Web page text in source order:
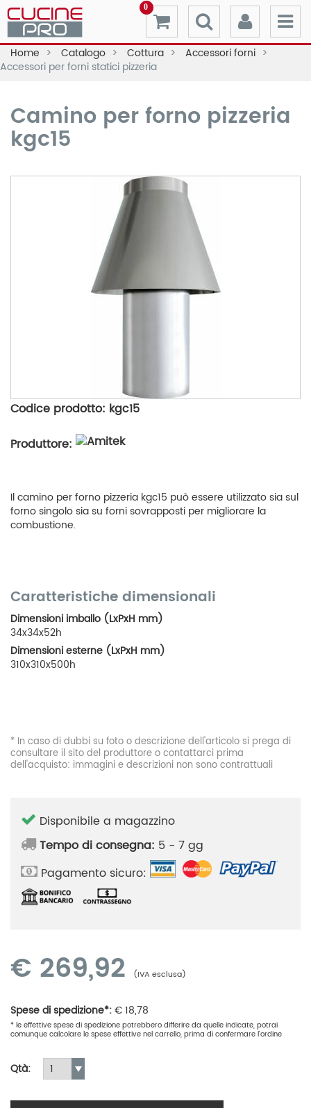
0
Home Catalogo Cottura
Accessori forni
Accessori per forni statici pizzeria
Camino per forno pizzeria
kgc15
Codice prodotto: kgc15
Produttore:
Il camino per forno pizzeria kgc15 può essere utilizzato sia sul
forno singolo sia su forni sovrapposti per migliorare la
combustione.
Caratteristiche dimensionali
Dimensioni imballo (LxPxH mm)
34x34x52h
Dimensioni esterne (LxPxH mm)
310x310x500h
* In caso di dubbi su foto o descrizione dell'articolo si prega di
consultare il sito del produttore o contattarci prima
dell'acquisto: immagini e descrizioni non sono contrattuali
Disponibile a magazzino
Tempo di consegna: 5 - 7 gg
Pagamento sicuro:
€ 269,92 (IVA esclusa)
Spese di spedizione*:€18,78
* le effettive spese di spedizione potrebbero differire da quelle indicate, potrai
comunque calcolare le spese effettive nel carrello, prima di confermare l'ordine
Qtà: